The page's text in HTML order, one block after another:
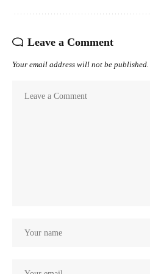
Leave a Comment
Your email address will not be published.